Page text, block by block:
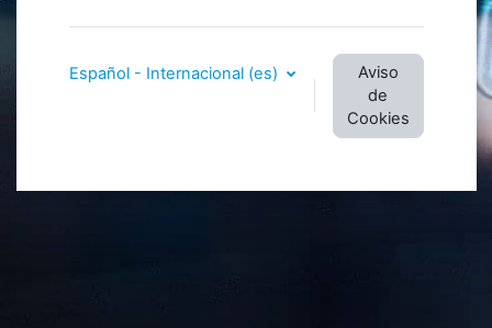
Español - Internacional ‎(es)‎
Aviso
de
Cookies